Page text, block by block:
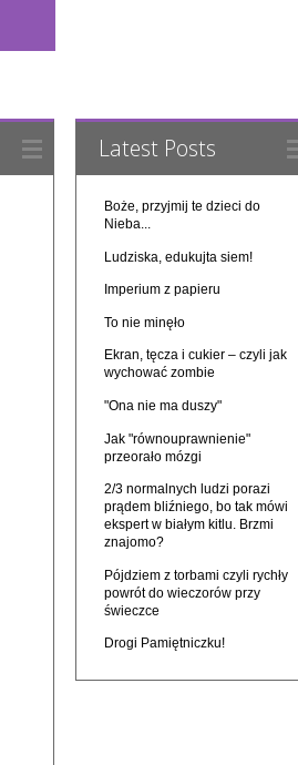
Latest Posts
Boże, przyjmij te dzieci do
Nieba...
Ludziska, edukujta siem!
Imperium z papieru
To nie minęło
Ekran, tęcza i cukier – czyli jak
wychować zombie
"Ona nie ma duszy"
Jak "równouprawnienie"
przeorało mózgi
2/3 normalnych ludzi porazi
prądem bliźniego, bo tak mówi
ekspert w białym kitlu. Brzmi
znajomo?
Pójdziem z torbami czyli rychły
powrót do wieczorów przy
świeczce
Drogi Pamiętniczku!